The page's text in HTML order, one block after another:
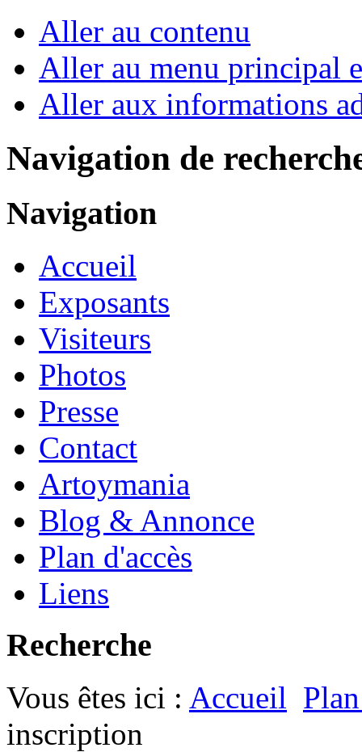
Aller au contenu
Aller au menu principal
Aller aux informations
Navigation de
Navigation
Accueil
Exposants
Visiteurs
Photos
Presse
Contact
Artoymania
Blog & Annonce
Plan d'accès
Liens
Recherche
Vous êtes ici : Accueil
inscription